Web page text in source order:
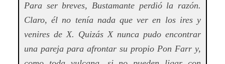
Para ser breves, Bustamante perdió la razón.
Claro, él no tenía nada que ver en los ires y
venires de X. Quizás X nunca pudo encontrar
una pareja para afrontar su propio Pon Farr y,